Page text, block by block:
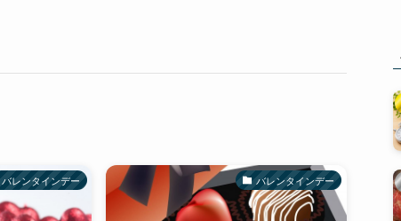
バレンタインデー バレンタインデー